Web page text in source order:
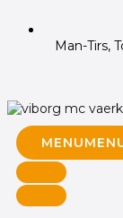
Man-Tirs,
MENU